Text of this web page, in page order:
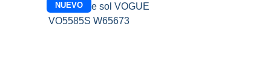
NUEVO